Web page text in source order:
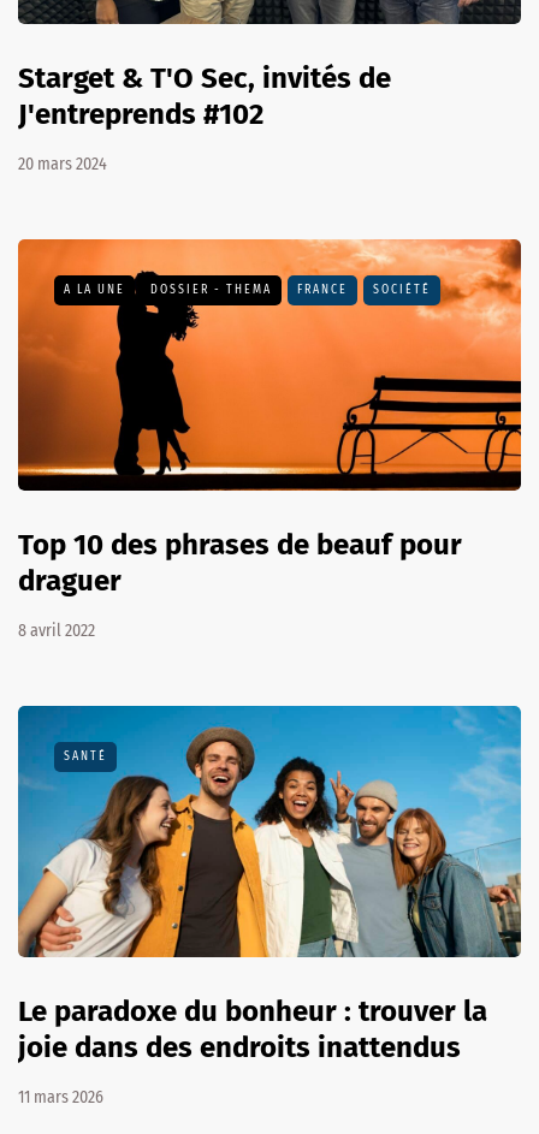
Starget & T'O Sec, invités de
J'entreprends #102
20 mars 2024
A LA UNE DOSSIER - THEMA FRANCE SOCIÉTÉ
Top 10 des phrases de beauf pour
draguer
8 avril 2022
SANTÉ
Le paradoxe du bonheur : trouver la
joie dans des endroits inattendus
11 mars 2026